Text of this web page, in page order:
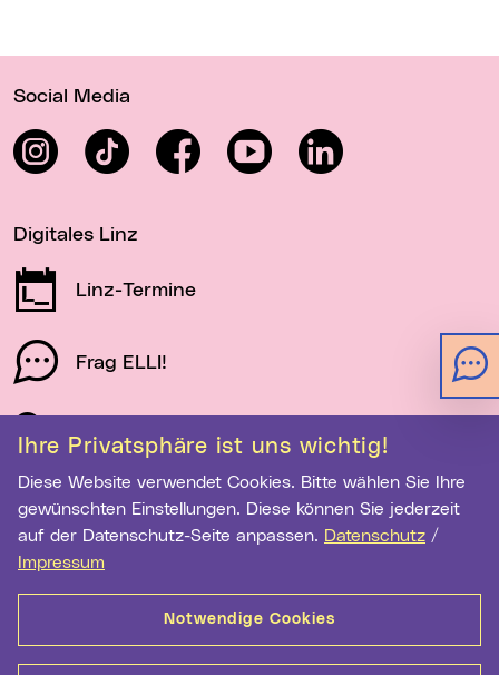
Ihre Privatsphäre ist uns wichtig!
Diese Website verwendet Cookies. Bitte wählen Sie Ihre
gewünschten Einstellungen. Diese können Sie jederzeit
auf der Datenschutz-Seite anpassen. Datenschutz /
Impressum
Notwendige Cookies
Social Media
InstagramTikTok FacebookYouTube LinkedIn
Digitales Linz
Linz-Termine
Frag ELLI!
Schau auf Linz
Newsletter-Anmeldung
E-Mail-Adresse eingeben
Anmelden